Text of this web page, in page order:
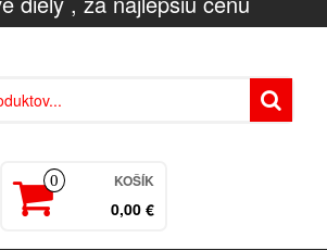
0 KOŠÍK
0,00 €